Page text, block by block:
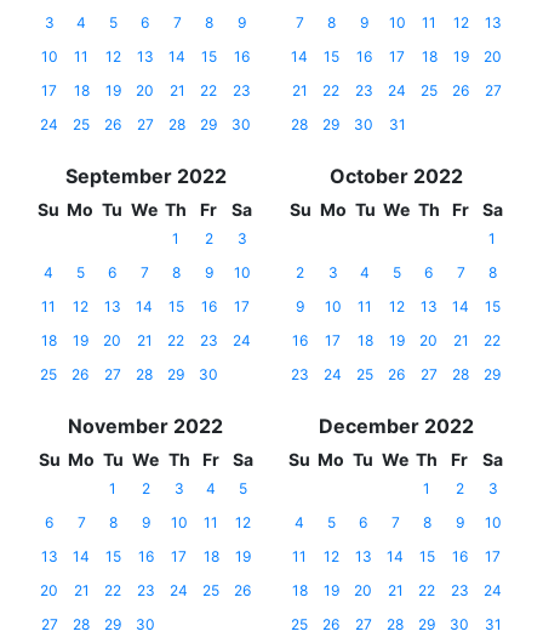
3
4 5 6 7 8
9
10
11 12 13 14 15
16
17
18 19 20 21 22
23
24
25 26 27 28 29 30
7
8 9 10 11 12
13
14
15 16 17 18 19
20
21
22 23 24 25 26
27
28
29 30 31
September 2022
Su Mo Tu We Th Fr Sa
1 2
3
4
5 6 7 8 9
10
11
12 13 14 15 16
17
18
19 20 21 22 23
24
25
26 27 28 29 30
October 2022
Su Mo Tu We Th Fr Sa
1
2
3 4 5 6 7
8
9
10 11 12 13 14
15
16
17 18 19 20 21
22
23
24 25 26 27 28 29
November 2022
Su Mo Tu We Th Fr Sa
1 2 3 4
5
6
7 8 9 10 11
12
13
14 15 16 17 18
19
20
21 22 23 24 25
26
27
28 29 30
December 2022
Su Mo Tu We Th Fr Sa
1 2
3
4
5 6 7 8 9
10
11
12 13 14 15 16
17
18
19 20 21 22 23
24
25
26 27 28 29 30 31